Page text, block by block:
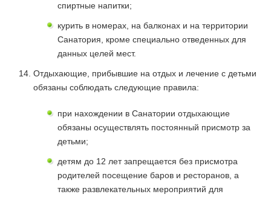
спиртные напитки;
курить в номерах, на балконах и на территории
Санатория, кроме специально отведенных для
данных целей мест.
Отдыхающие, прибывшие на отдых и лечение с детьми
обязаны соблюдать следующие правила:
при нахождении в Санатории отдыхающие
обязаны осуществлять постоянный присмотр за
детьми;
детям до 12 лет запрещается без присмотра
родителей посещение баров и ресторанов, а
также развлекательных мероприятий для